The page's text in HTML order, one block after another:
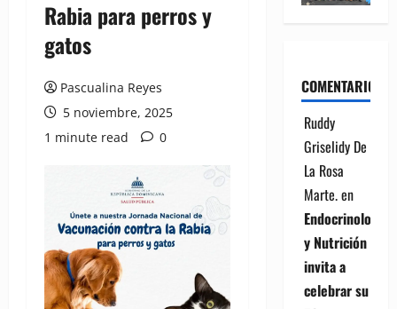
Rabia para perros y
gatos
Pascualina Reyes
5 noviembre, 2025
1 minute read
0
COMENTARIOS
Ruddy
Griselidy De
La Rosa
Marte.en
Endocrinología
y Nutrición
invita a
celebrar su